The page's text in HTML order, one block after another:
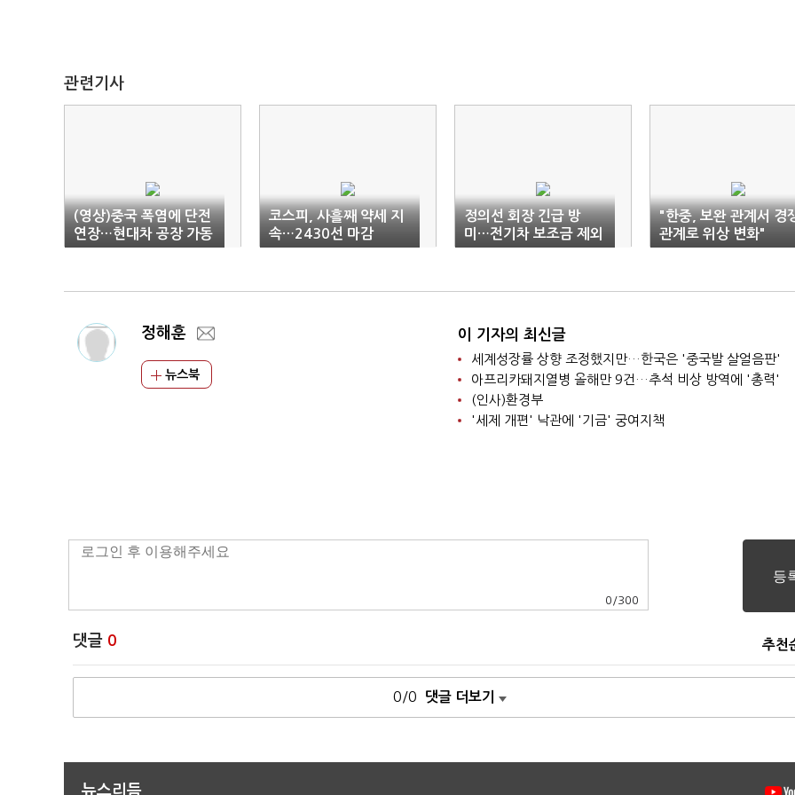
관련기사
(영상)중국 폭염에 단전
연장…현대차 공장 가동
최소화
코스피, 사흘째 약세 지
속…2430선 마감
정의선 회장 긴급 방
미…전기차 보조금 제외
대응
"한중, 보완 관계서 경
관계로 위상 변화"
정해훈
뉴스북
이 기자의 최신글
세계성장률 상향 조정했지만…한국은 '중국발 살얼음판'
아프리카돼지열병 올해만 9건…추석 비상 방역에 '총력'
(인사)환경부
'세제 개편' 낙관에 '기금' 궁여지책
0 /300
댓글 0 추천
0/0 댓글 더보기
뉴스리듬